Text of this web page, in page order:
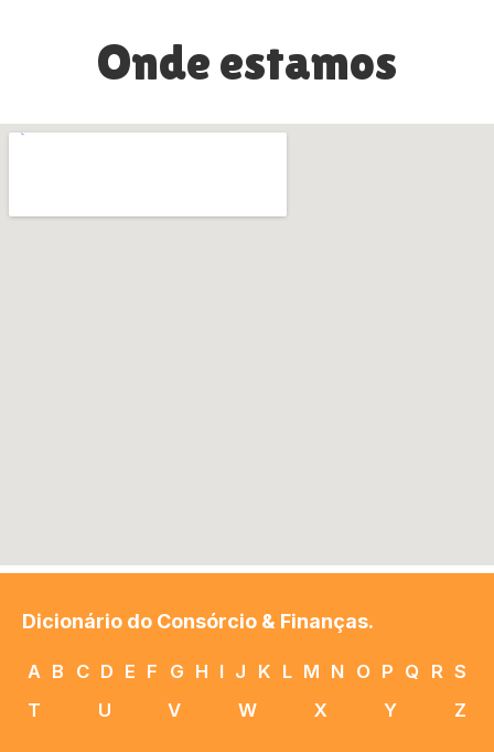
Onde estamos
Dicionário do Consórcio & Finanças.
A B C D E F G H I J K L M N O P Q R S
T
U V W X Y Z